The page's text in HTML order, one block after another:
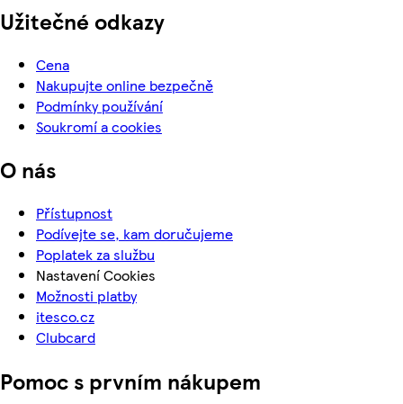
Užitečné odkazy
Cena
Nakupujte online bezpečně
Podmínky používání
Soukromí a cookies
O nás
Přístupnost
Podívejte se, kam doručujeme
Poplatek za službu
Nastavení Cookies
Možnosti platby
itesco.cz
Clubcard
Pomoc s prvním nákupem